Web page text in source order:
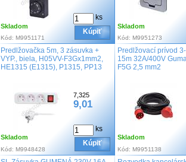
ks
Kúpiť
Skladom
Kód: M9951171
Skladom
Kód: M9951273
Predlžovačka 5m, 3 zásuvka +
VYP., biela, H05VV-F3Gx1mm2,
HE1315 (E1315), P1315, PP13
7,325
9,01
ks
Kúpiť
Skladom
Kód: M9948428
Predlžovací prívod
15m 32A/400V
F5G 2,5 mm2
Skladom
Kód: M9951138